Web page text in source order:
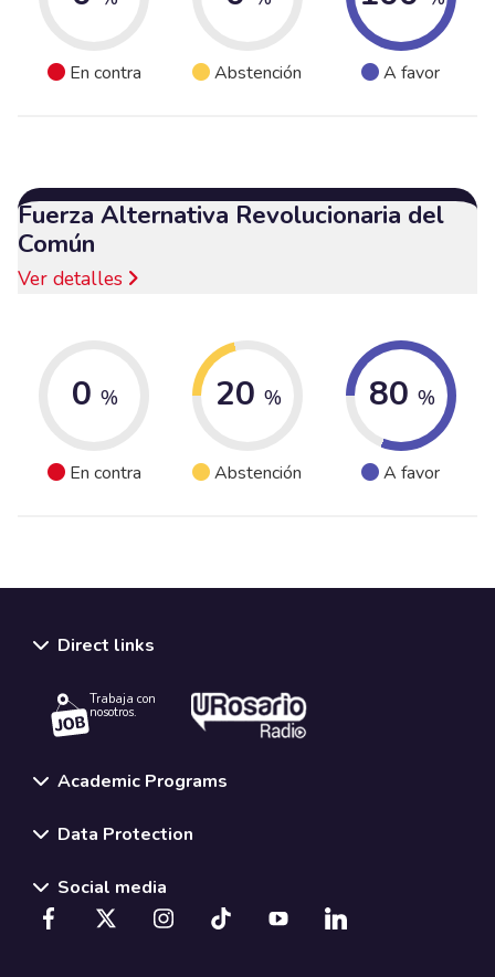
En contra Abstención A favor
Fuerza Alternativa Revolucionaria del
Común
Ver detalles
0 %
En contra
20 %
Abstención
80 %
A favor
Direct links
Trabaja con
nosotros.
Academic Programs
Data Protection
Social media